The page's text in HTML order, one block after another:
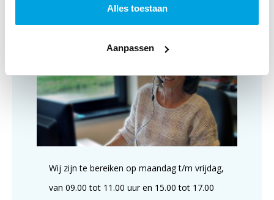
Alles toestaan
Aanpassen
Klantenservice
Wij zijn te bereiken op maandag t/m vrijdag,
van 09.00 tot 11.00 uur en 15.00 tot 17.00